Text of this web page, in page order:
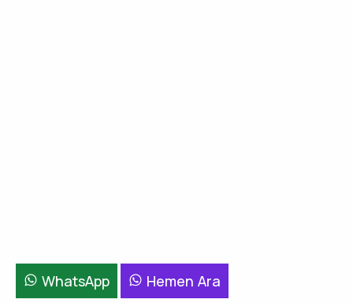
WhatsApp Hemen Ara